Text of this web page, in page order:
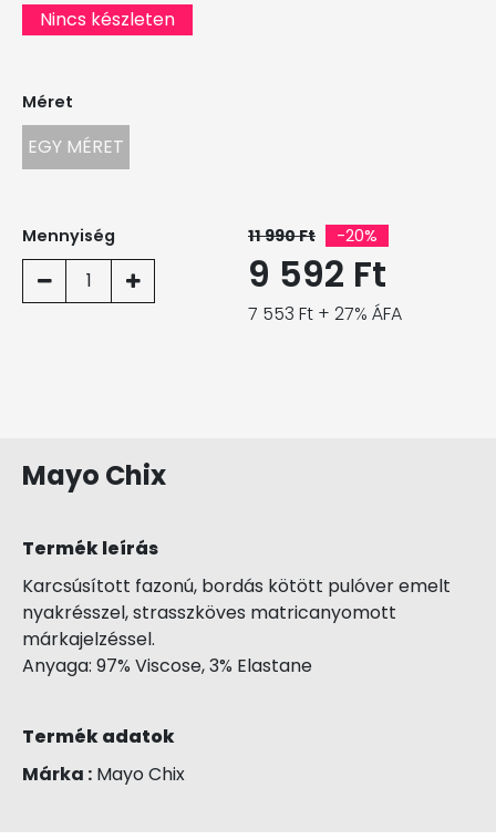
Nincs készleten
Méret
EGY MÉRET
Mennyiség
1
11 990 Ft -20%
9 592 Ft
7 553 Ft + 27% ÁFA
Mayo Chix
Termék leírás
Karcsúsított fazonú, bordás kötött pulóver emelt
nyakrésszel, strasszköves matricanyomott
márkajelzéssel.
Anyaga: 97% Viscose, 3% Elastane
Termék adatok
Márka : Mayo Chix